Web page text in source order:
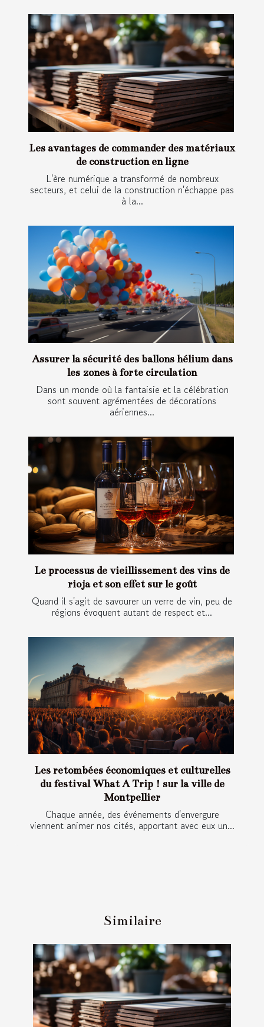
Les avantages de commander des matériaux
de construction en ligne
L'ère numérique a transformé de nombreux
secteurs, et celui de la construction n'échappe pas
à la...
Assurer la sécurité des ballons hélium dans
les zones à forte circulation
Dans un monde où la fantaisie et la célébration
sont souvent agrémentées de décorations
aériennes...
Le processus de vieillissement des vins de
rioja et son effet sur le goût
Quand il s'agit de savourer un verre de vin, peu de
régions évoquent autant de respect et...
Les retombées économiques et culturelles
du festival What A Trip ! sur la ville de
Montpellier
Chaque année, des événements d'envergure
viennent animer nos cités, apportant avec eux un...
Similaire